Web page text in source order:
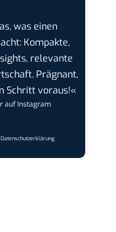
was einen
Kompakte,
relevante
Prägnant,
Schritt voraus!«
auf Instagram
Datenschutzerklärung